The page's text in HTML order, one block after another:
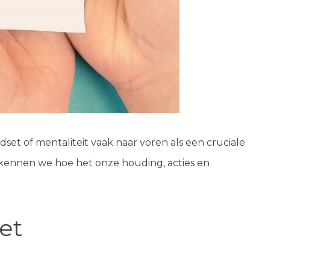
of mentaliteit vaak naar voren als een cruciale
we hoe het onze houding, acties en